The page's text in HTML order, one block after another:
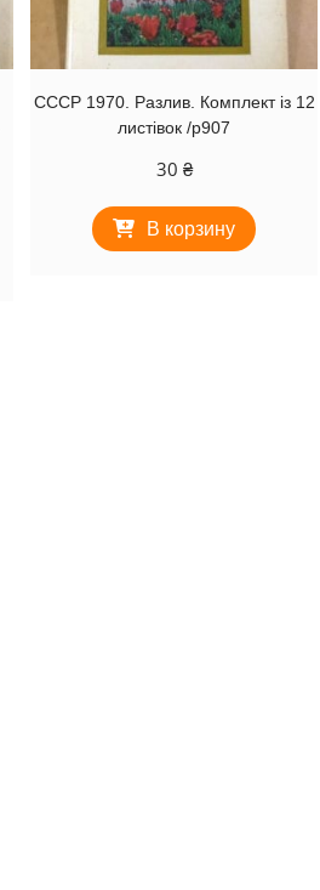
СССР 1970. Разлив. Комплект із 12
листівок /р907
30 ₴
В корзину